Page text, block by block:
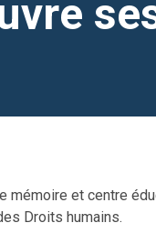
mémoire et centre
Droits humains.